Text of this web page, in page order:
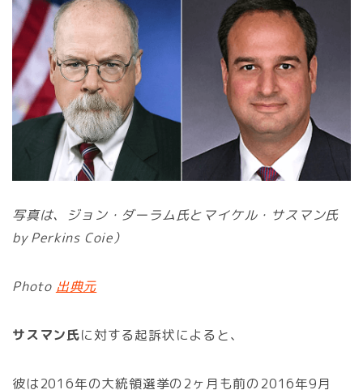
写真は、ジョン・ダーラム氏とマイケル・サスマン氏
by Perkins Coie）
Photo 出典元
サスマン氏に対する起訴状によると、
彼は2016年の大統領選挙の2ヶ月も前の2016年9月